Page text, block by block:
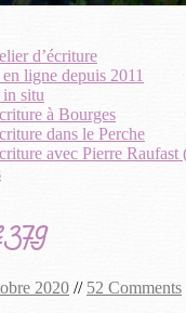
d’écriture
ligne depuis 2011
situ
à Bourges
dans le Perche
avec Pierre
379
2020 // 52 Comments